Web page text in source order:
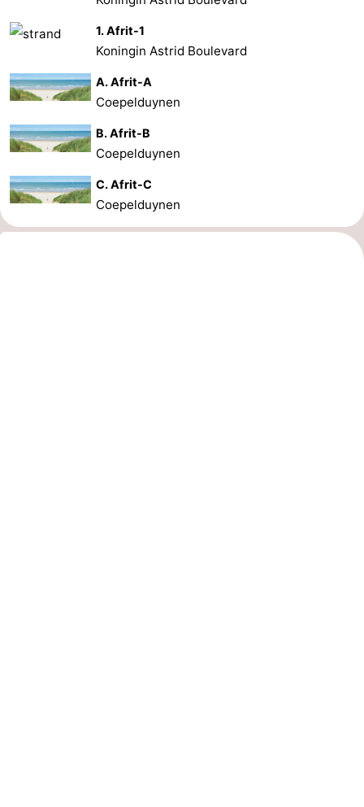
1. Afrit-1
Koningin Astrid Boulevard
A. Afrit-A
Coepelduynen
B. Afrit-B
Coepelduynen
C. Afrit-C
Coepelduynen